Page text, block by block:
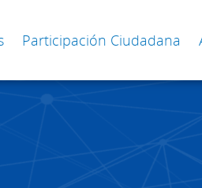
Participación Ciudadana